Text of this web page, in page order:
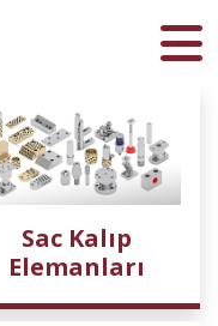
Sac Kalıp
Elemanları